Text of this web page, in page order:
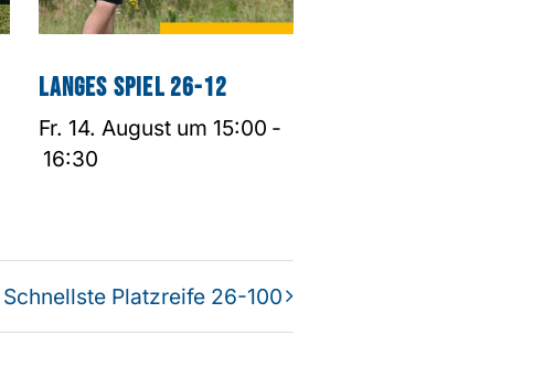
Langes Spiel 26-12
Fr. 14. August um 15:00 -
16:30
Schnellste Platzreife 26-100